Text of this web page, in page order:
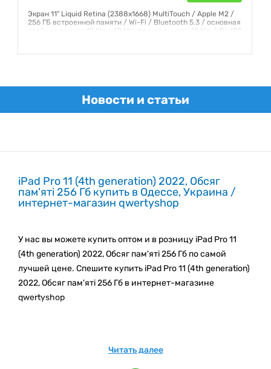
Экран 11" Liquid Retina (2388x1668) MultiTouch / Apple M2 /
256 ГБ встроенной памяти / Wi-Fi / Bluetooth 5.3 / основная
двойная камера 12 Мп + 10 Мп, фронтальная - 12 Мп / iPadOS
Гарантия:12 месяцев
Новости и статьи
iPad Pro 11 (4th generation) 2022, Обсяг
пам'яті 256 Гб купить в Одессе, Украина /
интернет-магазин qwertyshop
У нас вы можете купить оптом и в розницу iPad Pro 11
(4th generation) 2022, Обсяг пам'яті 256 Гб по самой
лучшей цене. Спешите купить iPad Pro 11 (4th generation)
2022, Обсяг пам'яті 256 Гб в интернет-магазине
qwertyshop
Подпишитесь на e-mail рассылку, чтобы быть вкурсе
Читать далее